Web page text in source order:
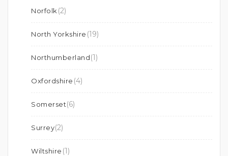
Norfolk (2)
North Yorkshire (19)
Northumberland(1)
Oxfordshire (4)
Somerset(6)
Surrey(2)
Wiltshire (1)